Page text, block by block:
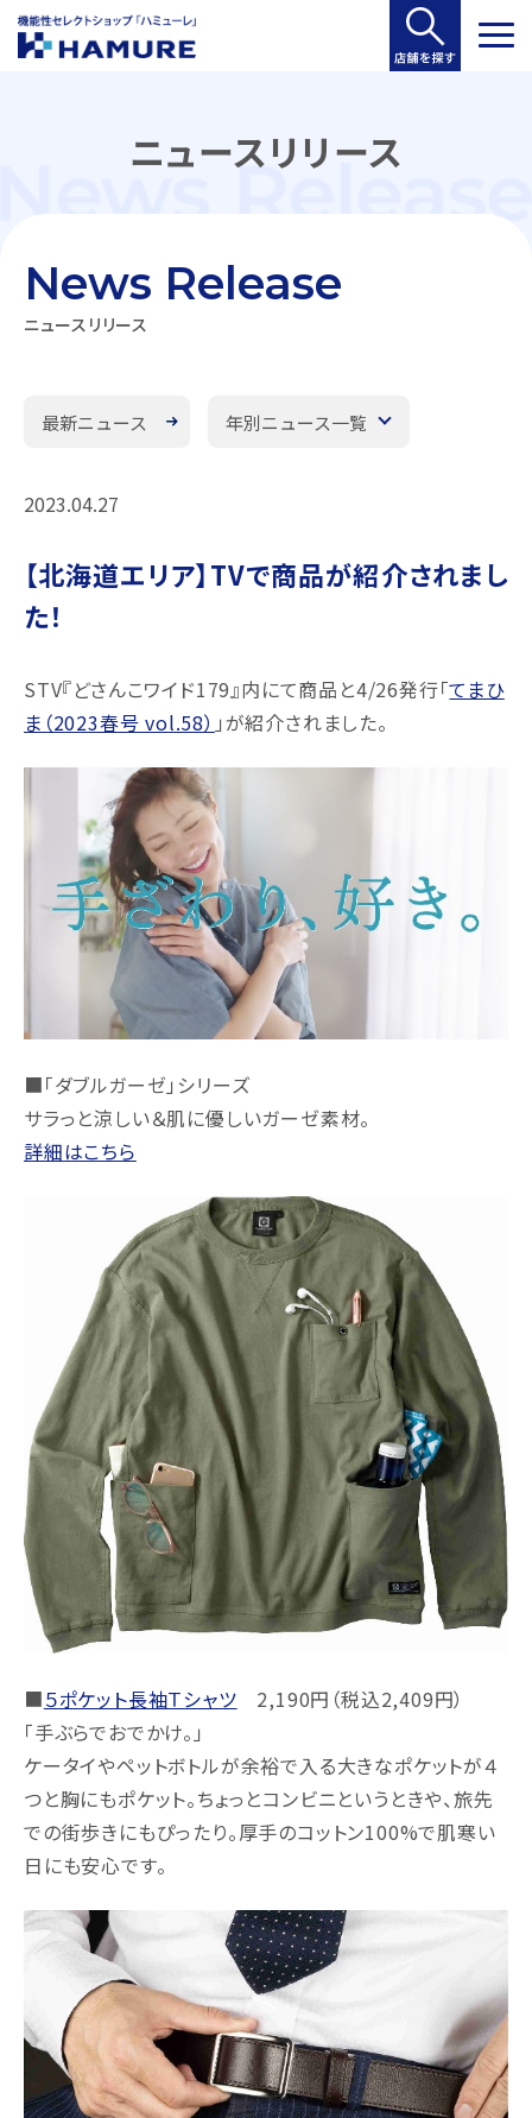
ニュースリリース
ニュースリリース
News Release
最新ニュース 年別ニュース一覧
2023.04.27
【北海道エリア】TVで商品が紹介されまし
た！
STV『どさんこワイド179』内にて商品と4/26発行「てまひ
ま（2023春号 vol.58） 」が紹介されました。
■「ダブルガーゼ」シリーズ
サラっと涼しい＆肌に優しいガーゼ素材。
詳細はこちら
■５ポケット⻑袖Ｔシャツ 2,190円（税込2,409円）
「手ぶらでおでかけ。」
ケータイやペットボトルが余裕で入る大きなポケットが４
つと胸にもポケット。ちょっとコンビニというときや、旅先
での街歩きにもぴったり。厚手のコットン100%で肌寒い
日にも安心です。